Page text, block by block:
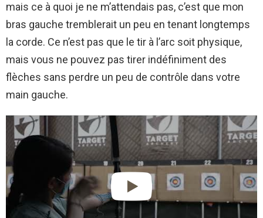
mais ce à quoi je ne m’attendais pas, c’est que mon
bras gauche tremblerait un peu en tenant longtemps
la corde. Ce n’est pas que le tir à l’arc soit physique,
mais vous ne pouvez pas tirer indéfiniment des
flèches sans perdre un peu de contrôle dans votre
main gauche.